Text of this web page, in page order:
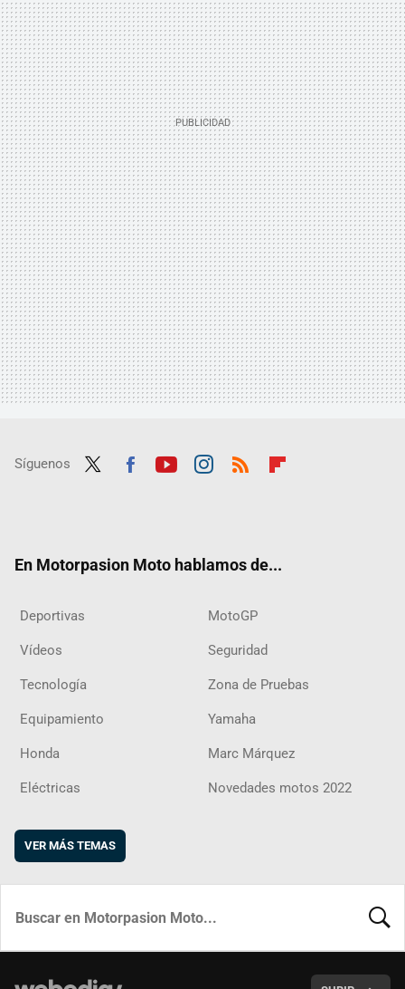
Síguenos
En Motorpasion Moto hablamos de...
Deportivas MotoGP
Vídeos Seguridad
Tecnología Zona de Pruebas
Equipamiento Yamaha
Honda Marc Márquez
Eléctricas Novedades motos 2022
VER MÁS TEMAS